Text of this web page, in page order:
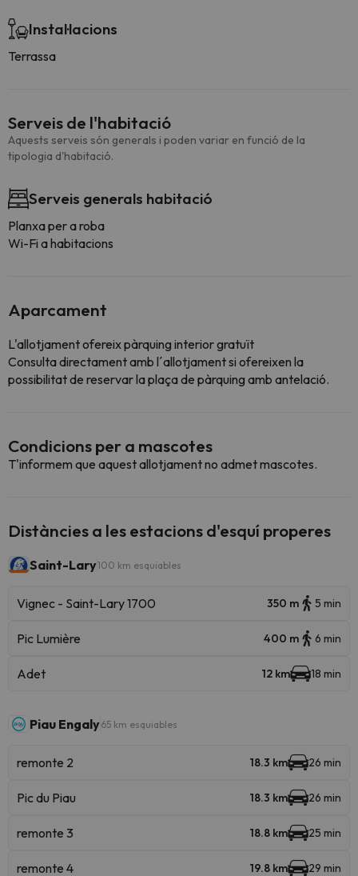
Instal·lacions
Terrassa
Serveis de l'habitació
Aquests serveis són generals i poden variar en funció de la
tipologia d'habitació.
Serveis generals habitació
Planxa per a roba
Wi-Fi a habitacions
Aparcament
L'allotjament ofereix pàrquing interior gratuït
Consulta directament amb l´allotjament si ofereixen la
possibilitat de reservar la plaça de pàrquing amb antelació.
Condicions per a mascotes
T'informem que aquest allotjament no admet mascotes.
Distàncies a les estacions d'esquí properes
Saint-Lary100 km esquiables
Vignec - Saint-Lary 1700 350 m 5 min
Pic Lumière 400 m 6 min
Adet 12 km 18 min
Piau Engaly65 km esquiables
remonte 2 18.3 km 26 min
Pic du Piau 18.3 km 26 min
remonte 3 18.8 km 25 min
remonte 4 19.8 km 29 min